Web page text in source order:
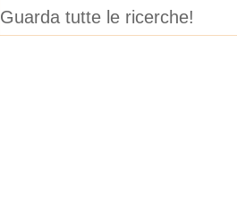
Guarda tutte le ricerche!